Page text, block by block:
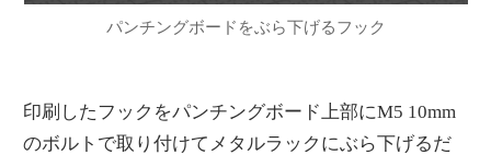
パンチングボードをぶら下げるフック
印刷したフックをパンチングボード上部にM5 10mm
のボルトで取り付けてメタルラックにぶら下げるだ